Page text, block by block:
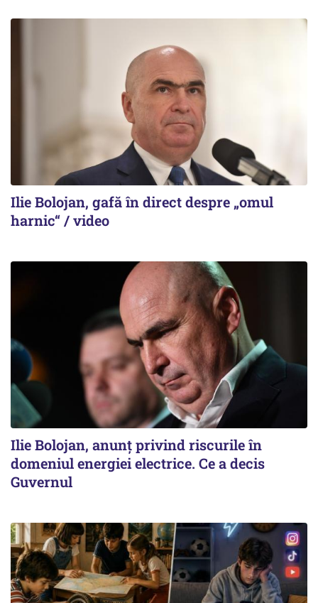
Ilie Bolojan, gafă în direct despre „omul
harnic“ / video
Ilie Bolojan, anunț privind riscurile în
domeniul energiei electrice. Ce a decis
Guvernul